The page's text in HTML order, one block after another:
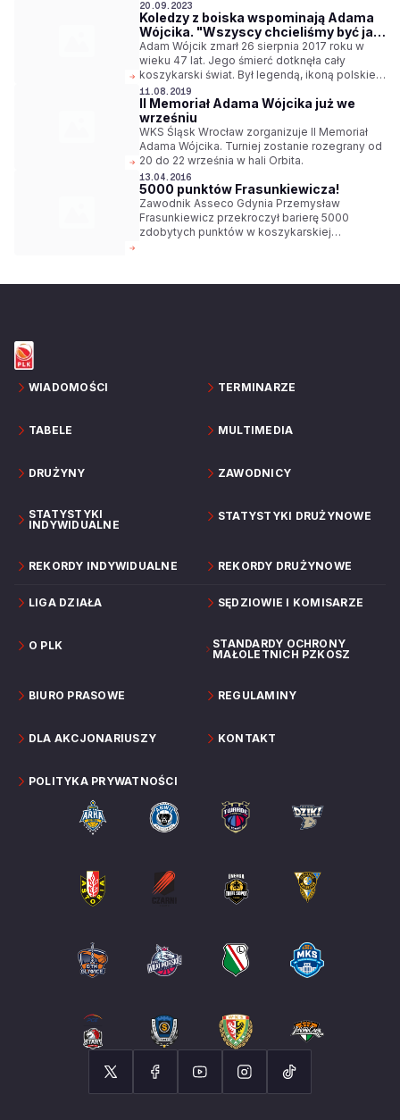
20.09.2023
Koledzy z boiska wspominają Adama
Wójcika. "Wszyscy chcieliśmy być jak
on"
Adam Wójcik zmarł 26 sierpnia 2017 roku w
wieku 47 lat. Jego śmierć dotknęła cały
koszykarski świat. Był legendą, ikoną polskiej
koszykówki. Wielu nie mogło pogodzić się z
jego śmiercią. Odszedł zdecydowanie za
szybko.
11.08.2019
II Memoriał Adama Wójcika już we
wrześniu
WKS Śląsk Wrocław zorganizuje II Memoriał
Adama Wójcika. Turniej zostanie rozegrany od
20 do 22 września w hali Orbita.
13.04.2016
5000 punktów Frasunkiewicza!
Zawodnik Asseco Gdynia Przemysław
Frasunkiewicz przekroczył barierę 5000
zdobytych punktów w koszykarskiej
WIADOMOŚCI TERMINARZE
TABELE MULTIMEDIA
DRUŻYNY ZAWODNICY
STATYSTYKI
INDYWIDUALNE
STATYSTYKI DRUŻYNOWE
REKORDY INDYWIDUALNE REKORDY DRUŻYNOWE
LIGA DZIAŁA SĘDZIOWIE I KOMISARZE
O PLK
STANDARDY OCHRONY
MAŁOLETNICH PZKOSZ
BIURO PRASOWE REGULAMINY
DLA AKCJONARIUSZY KONTAKT
POLITYKA PRYWATNOŚCI